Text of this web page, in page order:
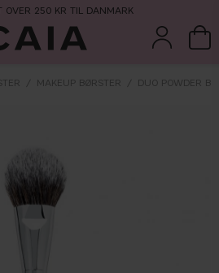
OVER 250 KR TIL DANMARK
MAKEUP BØRSTER DUO POWDER